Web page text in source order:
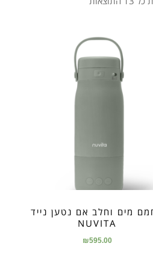
מים וחלב אם נטען נייד
NUVITA
₪595.00